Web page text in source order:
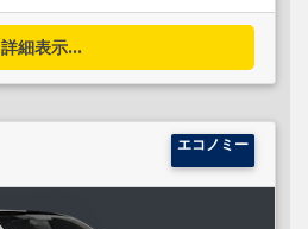
詳細表示...
エコノミー